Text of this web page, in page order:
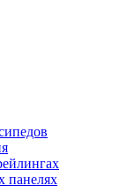
панелях